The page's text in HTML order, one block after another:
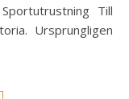
Till
Ursprungligen